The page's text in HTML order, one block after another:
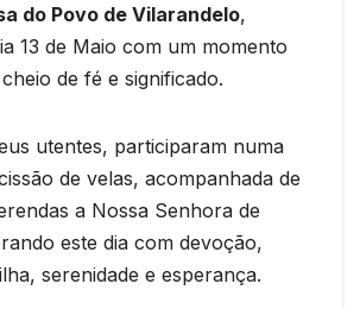
do Povo de Vilarandelo,
13 de Maio com um momento
de fé e significado.
utentes, participaram numa
de velas, acompanhada de
a Nossa Senhora de
este dia com devoção,
serenidade e esperança.